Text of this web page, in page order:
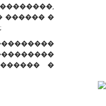
������ �
�